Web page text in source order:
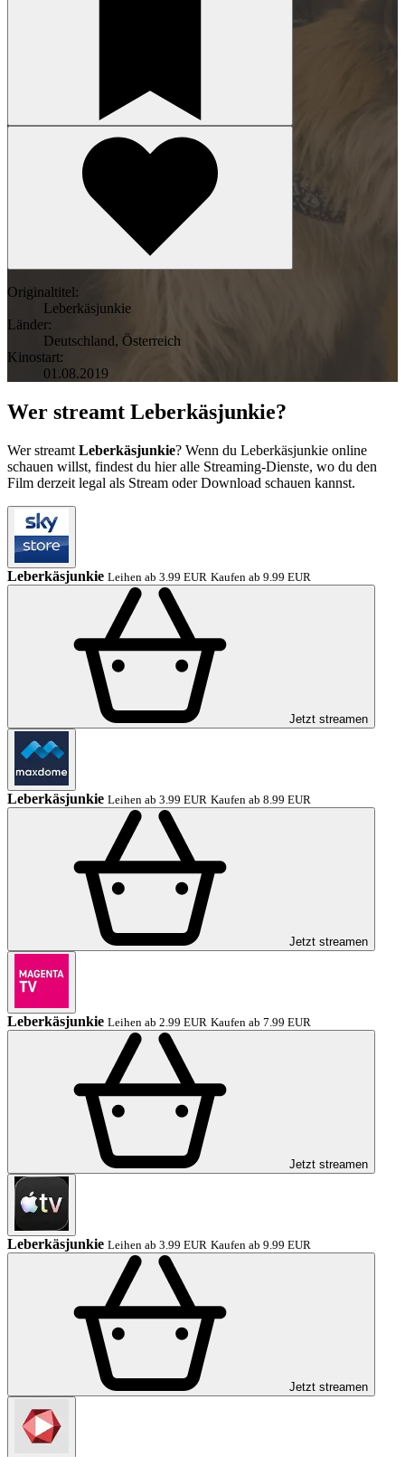
Originaltitel:
Leberkäsjunkie
Länder:
Deutschland, Österreich
Kinostart:
01.08.2019
Wer streamt Leberkäsjunkie?
Wer streamt Leberkäsjunkie? Wenn du Leberkäsjunkie online
schauen willst, findest du hier alle Streaming-Dienste, wo du den
Film derzeit legal als Stream oder Download schauen kannst.
Leberkäsjunkie Leihen ab 3.99 EUR Kaufen ab 9.99 EUR
Jetzt streamen
Leberkäsjunkie Leihen ab 3.99 EUR Kaufen ab 8.99 EUR
Jetzt streamen
Leberkäsjunkie Leihen ab 2.99 EUR Kaufen ab 7.99 EUR
Jetzt streamen
Leberkäsjunkie Leihen ab 3.99 EUR Kaufen ab 9.99 EUR
Jetzt streamen